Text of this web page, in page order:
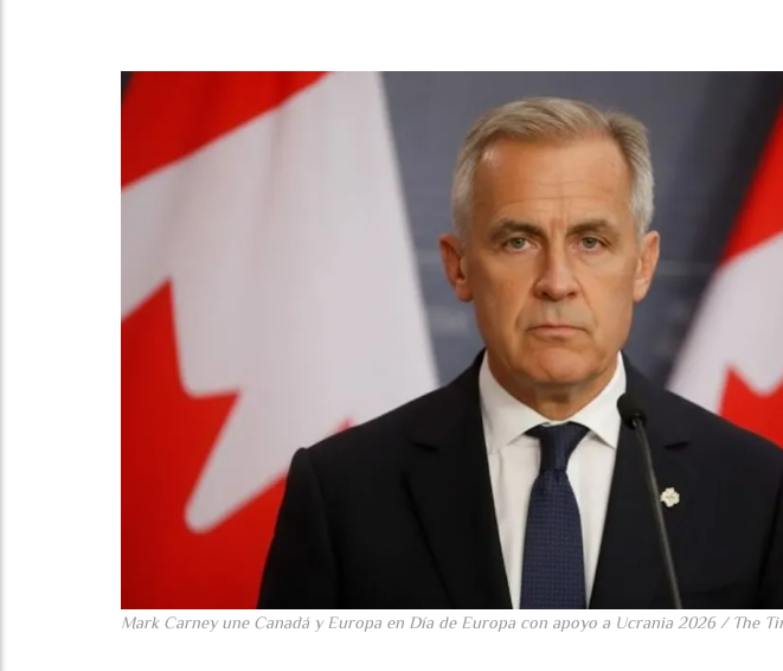
Mark Carney une Canadá y Europa en Día de Europa con apoyo a Ucrania 2026 / The